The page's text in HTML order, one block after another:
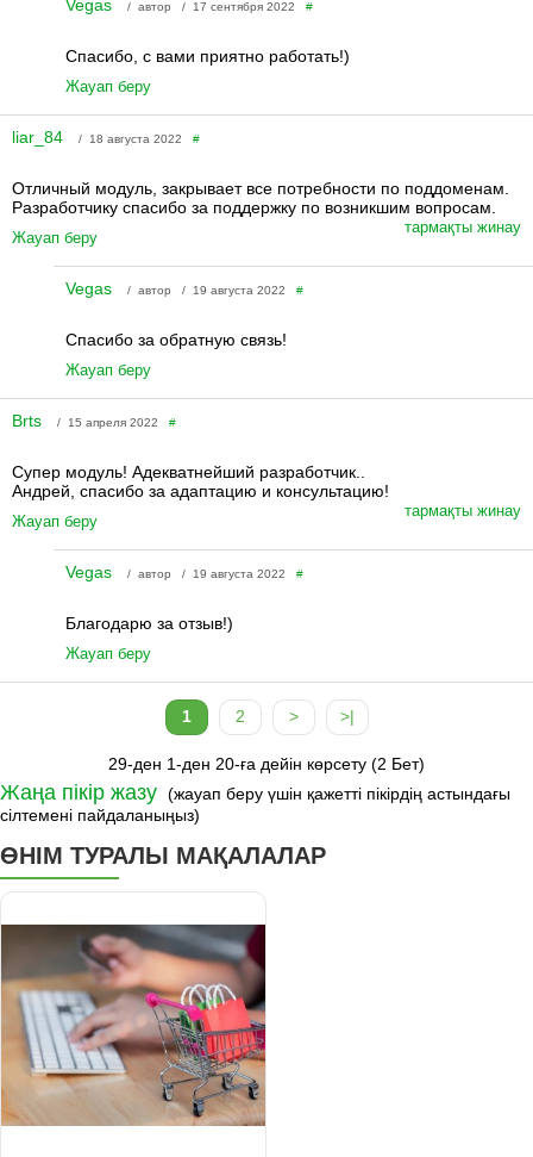
Vegas / автор / 17 сентября 2022 #
Спасибо, с вами приятно работать!)
Жауап беру
liar_84 / 18 августа 2022 #
Отличный модуль, закрывает все потребности по поддоменам.
Разработчику спасибо за поддержку по возникшим вопросам.
Жауап беру
тармақты жинау
Vegas / автор / 19 августа 2022 #
Спасибо за обратную связь!
Жауап беру
Brts / 15 апреля 2022 #
Супер модуль! Адекватнейший разработчик..
Андрей, спасибо за адаптацию и консультацию!
Жауап беру
тармақты жинау
Vegas / автор / 19 августа 2022 #
Благодарю за отзыв!)
Жауап беру
1 2 > >|
29-ден 1-ден 20-ға дейін көрсету (2 Бет)
Жаңа пікір жазу (жауап беру үшін қажетті пікірдің астындағы
сілтемені пайдаланыңыз)
ӨНІМ ТУРАЛЫ МАҚАЛАЛАР